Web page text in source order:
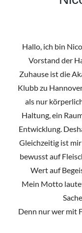
Hallo, ich bin
Vorstand der
Zuhause ist die
Klubb zu
als nur
Haltung, ein
Entwicklung.
Gleichzeitig ist
bewusst auf
Wert auf
Mein Motto
Denn nur wer mit